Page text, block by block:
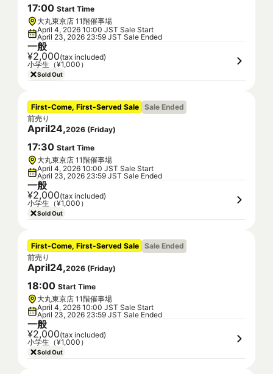
17:00 Start Time
大丸東京店 11階催事場
April 4, 2026 10:00 JST Sale Start
April 23, 2026 23:59 JST Sale Ended
一般
¥2,000(tax included)
小学生（¥1,000）
Sold Out
First-Come, First-Served Sale Sale Ended
前売り
April24,2026 (Friday)
17:30 Start Time
大丸東京店 11階催事場
April 4, 2026 10:00 JST Sale Start
April 23, 2026 23:59 JST Sale Ended
一般
¥2,000(tax included)
小学生（¥1,000）
Sold Out
First-Come, First-Served Sale Sale Ended
前売り
April24,2026 (Friday)
18:00 Start Time
大丸東京店 11階催事場
April 4, 2026 10:00 JST Sale Start
April 23, 2026 23:59 JST Sale Ended
一般
¥2,000(tax included)
小学生（¥1,000）
Sold Out